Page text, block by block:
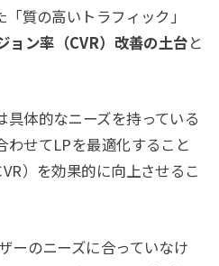
質の高いトラフィック」
ョン率（CVR）改善の土台と
体的なニーズを持っている
わせてLPを最適化すること
）を効果的に向上させるこ
ーのニーズに合っていなけ